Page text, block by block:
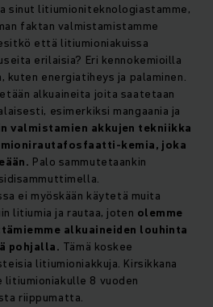
sinut litiumioniteknologiastamme,
faktan valmistamistamme
että litiumioniakuissa
erilaisia? Eri kennokemioilla
kuten energiatiheys ja palaminen.
alkuaineita joita saatetaan
esimerkiksi mangaania ja
valmistamien akkujen tekniikka
kemia, joka
Palo sammutetaankin
ei myöskään käytetä muita
litiumia ja rautaa, joten olemme
alkuaineiden louhinta
pohjalla. Tämä koskee
litiumioniakkuja. Kirsikkana
litiumioniakulle 8 vuoden
riippumatta.